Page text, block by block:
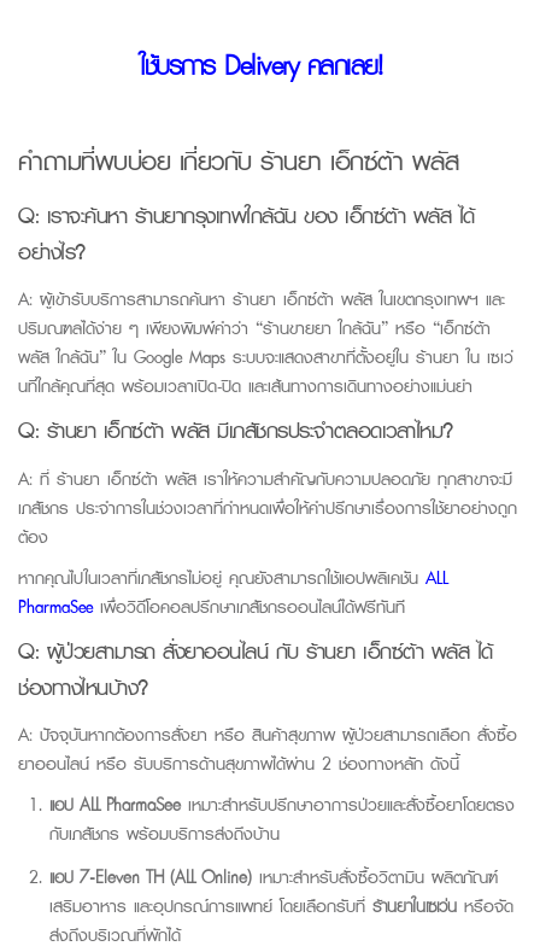
ใช้บริการ Delivery คลิกเลย!
คำถามที่พบบ่อย เกี่ยวกับ ร้านยา เอ็กซ์ต้า พลัส
Q: เราจะค้นหาร้านยากรุงเทพใกล้ฉันของ เอ็กซ์ต้า พลัส ได้
อย่างไร?
A: ผู้เข้ารับบริการสามารถค้นหา ร้านยา เอ็กซ์ต้า พลัสในเขตกรุงเทพฯ และ
ปริมณฑลได้ง่าย ๆ เพียงพิมพ์คำว่า “ร้านขายยา ใกล้ฉัน” หรือ “เอ็กซ์ต้า
พลัส ใกล้ฉัน” ใน Google Maps ระบบจะแสดงสาขาที่ตั้งอยู่ใน ร้านยา ใน เซเว่
นที่ใกล้คุณที่สุด พร้อมเวลาเปิด-ปิด และเส้นทางการเดินทางอย่างแม่นยำ
Q: ร้านยา เอ็กซ์ต้า พลัส มีเภสัชกรประจำตลอดเวลาไหม?
A: ที่ ร้านยา เอ็กซ์ต้า พลัส เราให้ความสำคัญกับความปลอดภัย ทุกสาขาจะมี
เภสัชกร ประจำการในช่วงเวลาที่กำหนดเพื่อให้คำปรึกษาเรื่องการใช้ยาอย่างถูก
ต้อง
หากคุณไปในเวลาที่เภสัชกรไม่อยู่ คุณยังสามารถใช้แอปพลิเคชัน ALL
PharmaSeeเพื่อวิดีโอคอลปรึกษาเภสัชกรออนไลน์ได้ฟรีทันที
Q: ผู้ป่วยสามารถ สั่งยาออนไลน์ กับร้านยา เอ็กซ์ต้า พลัสได้
ช่องทางไหนบ้าง?
A: ปัจจุบันหากต้องการสั่งยา หรือ สินค้าสุขภาพ ผู้ป่วยสามารถเลือก สั่งซื้อ
ยาออนไลน์ หรือ รับบริการด้านสุขภาพได้ผ่าน 2 ช่องทางหลัก ดังนี้
แอป ALL PharmaSeeเหมาะสำหรับปรึกษาอาการป่วยและสั่งซื้อยาโดยตรง
กับเภสัชกร พร้อมบริการส่งถึงบ้าน
แอป 7-Eleven TH (ALL Online) เหมาะสำหรับสั่งซื้อวิตามิน ผลิตภัณฑ์
เสริมอาหาร และอุปกรณ์การแพทย์ โดยเลือกรับที่ ร้านยาในเซเว่น หรือจัด
ส่งถึงบริเวณที่พักได้